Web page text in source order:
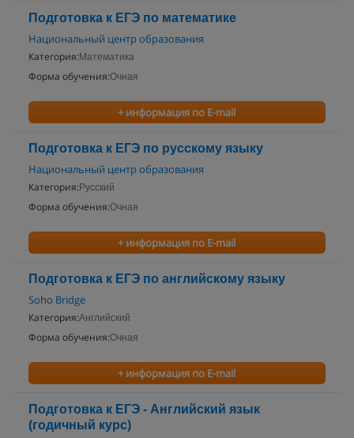
Подготовка к ЕГЭ по математике
Национальный центр образования
Категория: Математика
Форма обучения:Очная
+ информация по E-mail
Подготовка к ЕГЭ по русскому языку
Национальный центр образования
Категория: Русский
Форма обучения:Очная
+ информация по E-mail
Подготовка к ЕГЭ по английскому языку
Soho Bridge
Категория:Английский
Форма обучения:Очная
+ информация по E-mail
Подготовка к ЕГЭ - Английский язык
(годичный курс)